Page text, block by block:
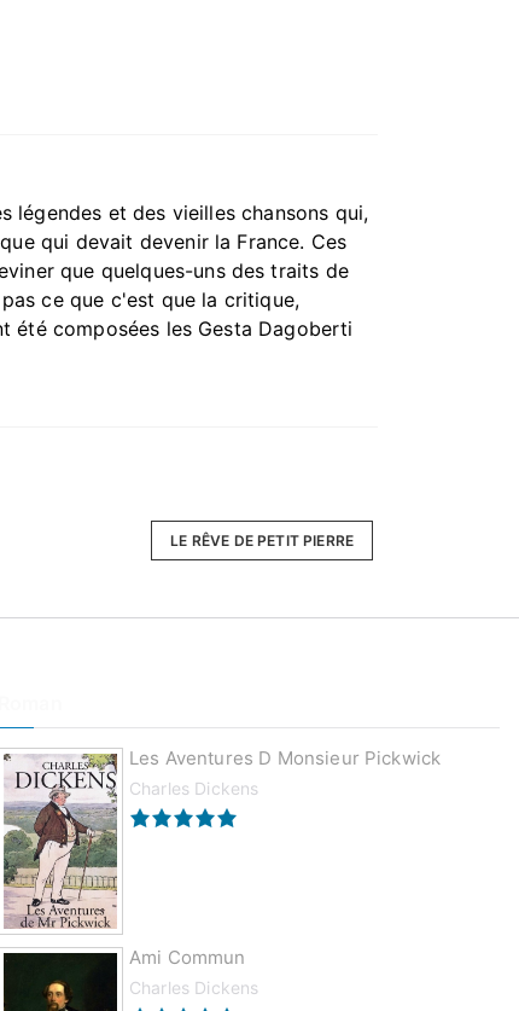
légendes et des vieilles chansons qui,
qui devait devenir la France. Ces
que quelques-uns des traits de
ce que c'est que la critique,
été composées les Gesta Dagoberti
LE RÊVE DE PETIT PIERRE
Les Aventures D Monsieur Pickwick
Charles Dickens
Ami Commun
Charles Dickens